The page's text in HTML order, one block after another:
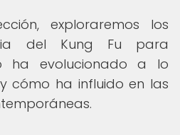
exploraremos los
del Kung Fu para
ha evolucionado a lo
cómo ha influido en las